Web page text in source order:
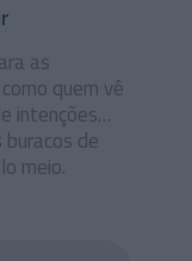
as
quem vê
intenções…
buracos de
meio.